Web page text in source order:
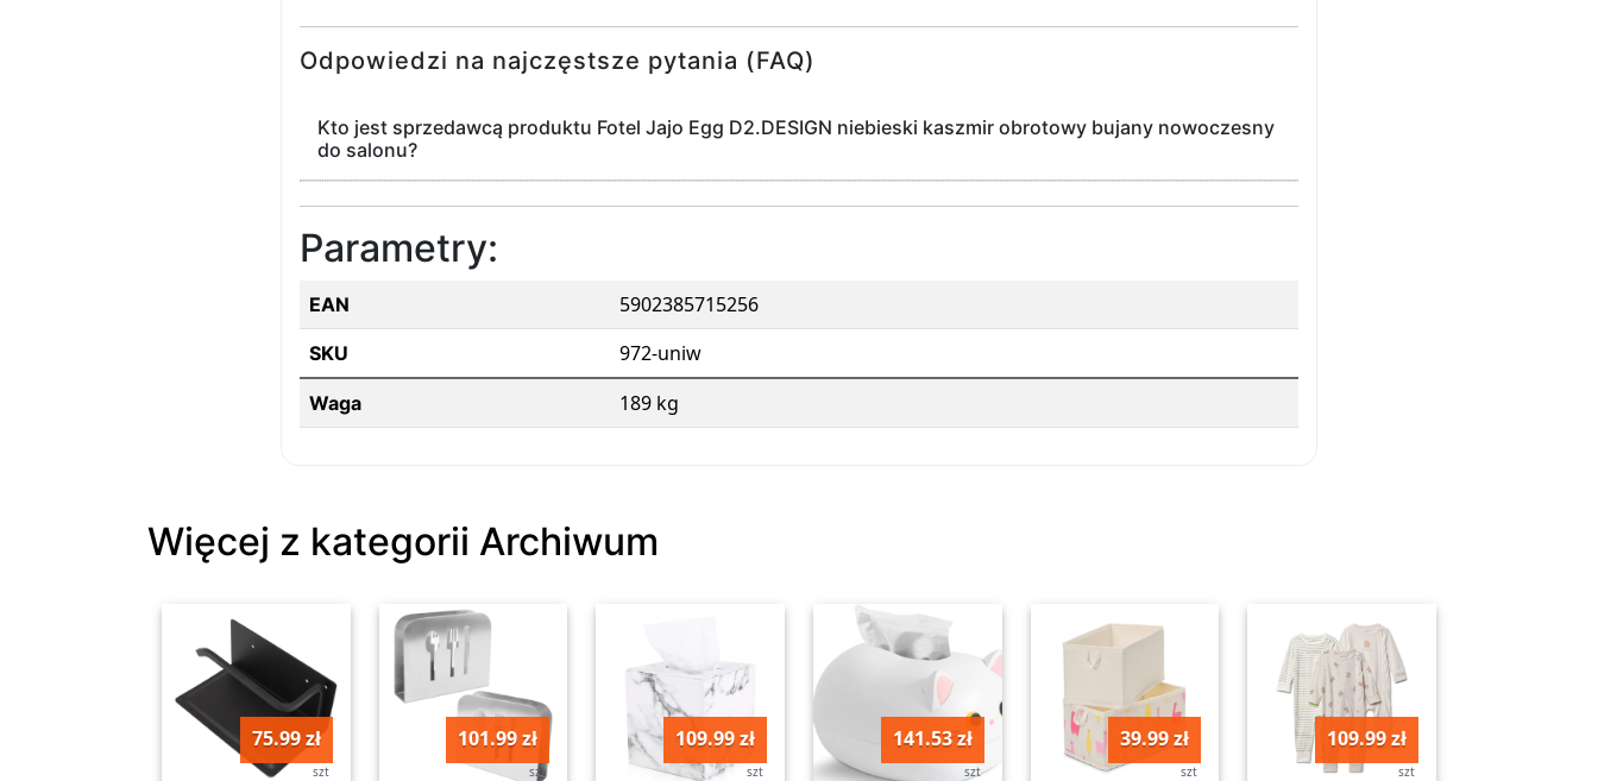
Odpowiedzi na najczęstsze pytania (FAQ)
Kto jest sprzedawcą produktu Fotel Jajo Egg D2.DESIGN niebieski kaszmir obrotowy bujany nowoczesny
do salonu?
Parametry:
EAN 5902385715256
SKU 972-uniw
Waga 189 kg
Więcej z kategorii Archiwum
75.99 zł
szt
101.99 zł
szt
109.99 zł
szt
141.53 zł
szt
39.99 zł
szt
109.99 zł
szt